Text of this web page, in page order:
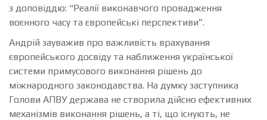
з доповіддю: “Реалії виконавчого провадження
воєнного часу та європейські перспективи”.
Андрій зауважив про важливість врахування
європейського досвіду та наближення української
системи примусового виконання рішень до
міжнародного законодавства. На думку заступника
Голови АПВУ держава не створила дійсно ефективних
механізмів виконання рішень, а ті, що існують, не